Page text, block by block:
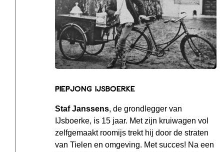
Piepjong IJsboerke
Staf Janssens, de grondlegger van
IJsboerke, is 15 jaar. Met zijn kruiwagen vol
zelfgemaakt roomijs trekt hij door de straten
van Tielen en omgeving. Met succes! Na een